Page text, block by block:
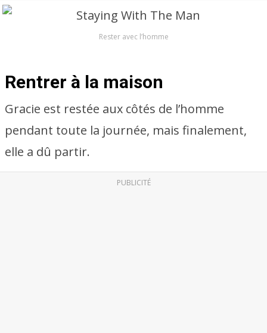
Rester avec l’homme
Rentrer à la maison
Gracie est restée aux côtés de l’homme
pendant toute la journée, mais finalement,
elle a dû partir.
PUBLICITÉ